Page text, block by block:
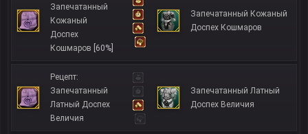
Запечатанный
Кожаный
Доспех
Кошмаров [60%]
Запечатанный Кожаный
Доспех Кошмаров
Рецепт:
Запечатанный
Латный Доспех
Величия
Запечатанный Латный
Доспех Величия